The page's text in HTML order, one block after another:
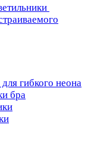
гибкого неона
бра